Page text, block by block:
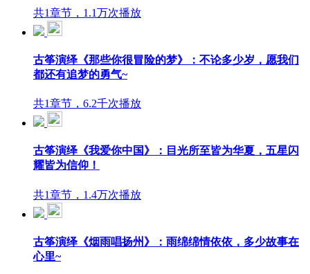
共1章节，1.1万次播放
古筝演绎《那些你很冒险的梦》：不论多少岁，愿我们
都还有追梦的勇气~
共1章节，6.2千次播放
古筝演绎《我爱你中国》：目光所至皆为华夏，五星闪
耀皆为信仰！
共1章节，1.4万次播放
古筝演绎《烟雨唱扬州》：雨绵绵情依依，多少故事在
心里~